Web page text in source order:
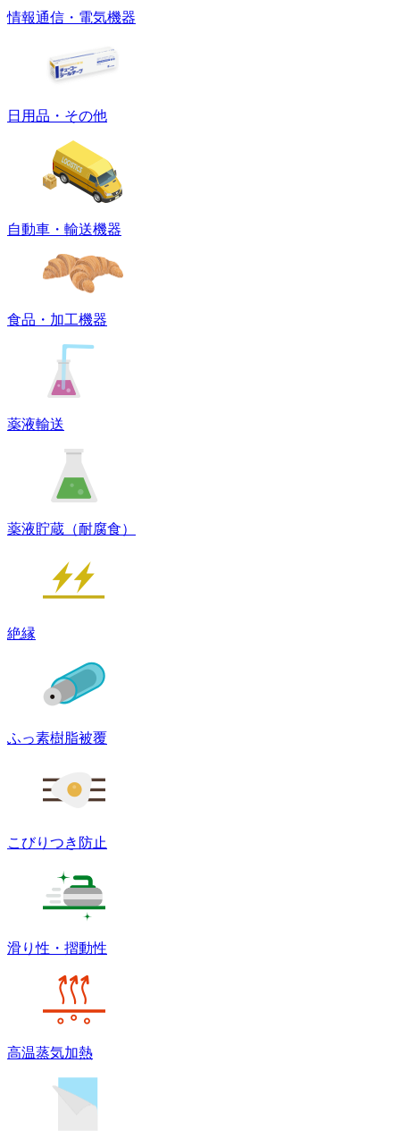
情報通信・電気機器
日用品・その他
自動車・輸送機器
食品・加工機器
薬液輸送
薬液貯蔵（耐腐食）
絶縁
ふっ素樹脂被覆
こびりつき防止
滑り性・摺動性
高温蒸気加熱